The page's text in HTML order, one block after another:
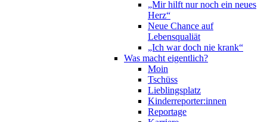
„Mir hilft nur noch ein neues
Herz“
Neue Chance auf
Lebensqualiät
„Ich war doch nie krank“
Was macht eigentlich?
Moin
Tschüss
Lieblingsplatz
Kinderreporter:innen
Reportage